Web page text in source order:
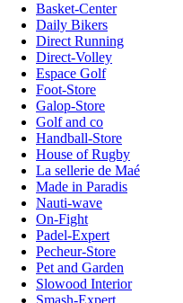
Basket-Center
Daily Bikers
Direct Running
Direct-Volley
Espace Golf
Foot-Store
Galop-Store
Golf and co
Handball-Store
House of Rugby
La sellerie de Maé
Made in Paradis
Nauti-wave
On-Fight
Padel-Expert
Pecheur-Store
Pet and Garden
Slowood Interior